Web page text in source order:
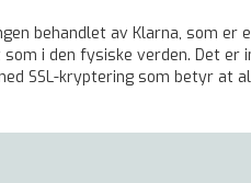
behandlet av Klarna, som
i den fysiske verden. Det
SSL-kryptering som betyr at